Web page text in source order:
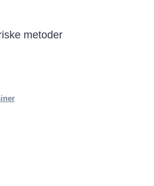
metoder